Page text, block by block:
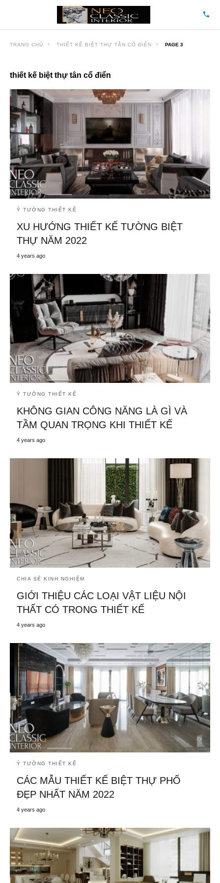
TRANG CHỦ THIẾT KẾ BIỆT THỰ TÂN CỔ ĐIỂN PAGE 3
thiết kế biệt thự tân cổ điển
Ý TƯỞNG THIẾT KẾ
XU HƯỚNG THIẾT KẾ TƯỜNG BIỆT
THỰ NĂM 2022
4 years ago
Ý TƯỞNG THIẾT KẾ
KHÔNG GIAN CÔNG NĂNG LÀ GÌ VÀ
TẦM QUAN TRỌNG KHI THIẾT KẾ
4 years ago
CHIA SẺ KINH NGHIỆM
GIỚI THIỆU CÁC LOẠI VẬT LIỆU NỘI
THẤT CÓ TRONG THIẾT KẾ
4 years ago
Ý TƯỞNG THIẾT KẾ
CÁC MẪU THIẾT KẾ BIỆT THỰ PHỐ
ĐẸP NHẤT NĂM 2022
4 years ago